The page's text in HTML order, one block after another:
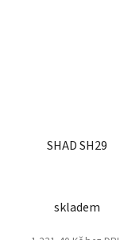
SHAD SH29
skladem